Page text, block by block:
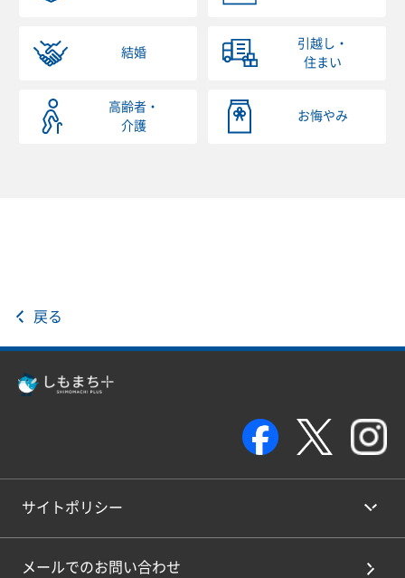
結婚
引越し・
住まい
高齢者・
介護
お悔やみ
戻る
サイトポリシー
メールでのお問い合わせ